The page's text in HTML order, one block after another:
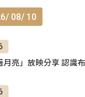
08/ 10
月亮」放映分享 認識